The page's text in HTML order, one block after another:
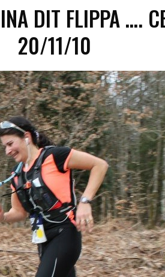
DIT FLIPPA ….
20/11/10